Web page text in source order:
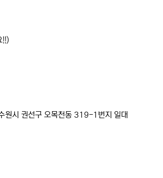
!!)
시 권선구 오목천동 319-1번지 일대